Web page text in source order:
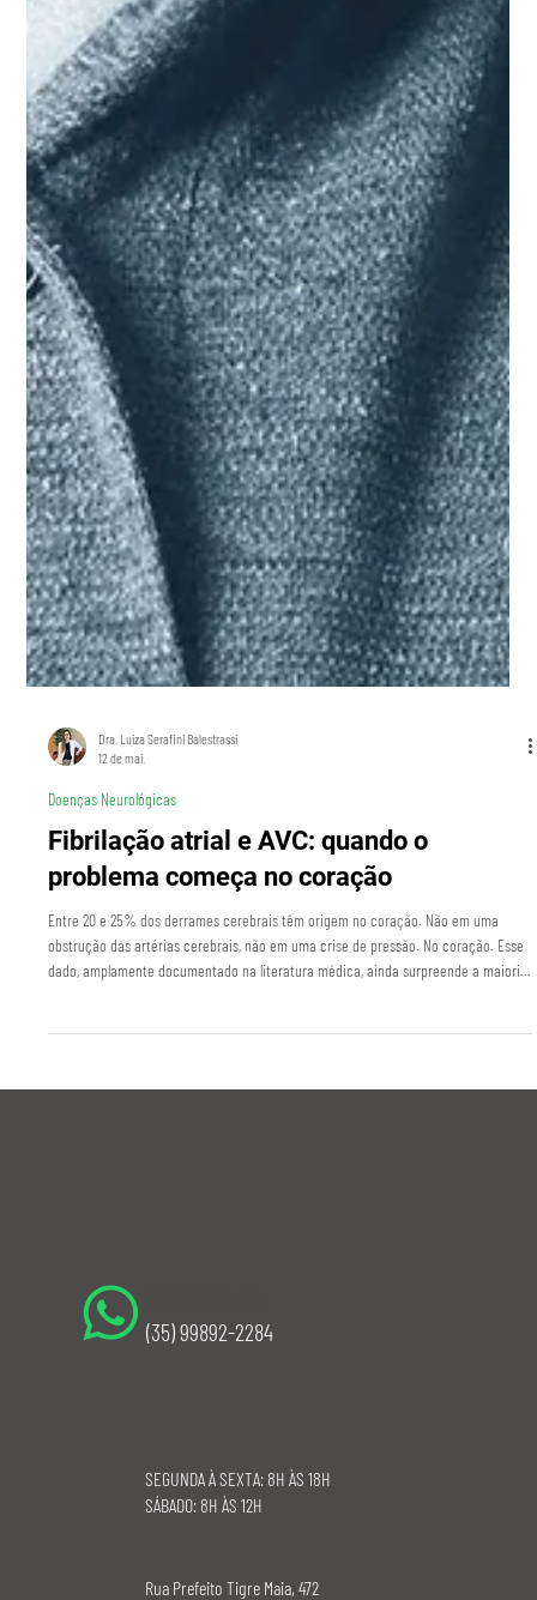
12 de mai.
Doenças Neurológicas
Fibrilação atrial e AVC: quando o
problema começa no coração
Entre 20 e 25% dos derrames cerebrais têm origem no coração. Não em uma
obstrução das artérias cerebrais, não em uma crise de pressão. No coração. Esse
das pessoas, e é exatamente por isso que ele precisa ser falado com clareza. O
do ritmo cardíaco mais comum na população adulta. Em vez de bater de forma
(35) 3622-2938
SEGUNDA À SEXTA: 8H ÀS 18H